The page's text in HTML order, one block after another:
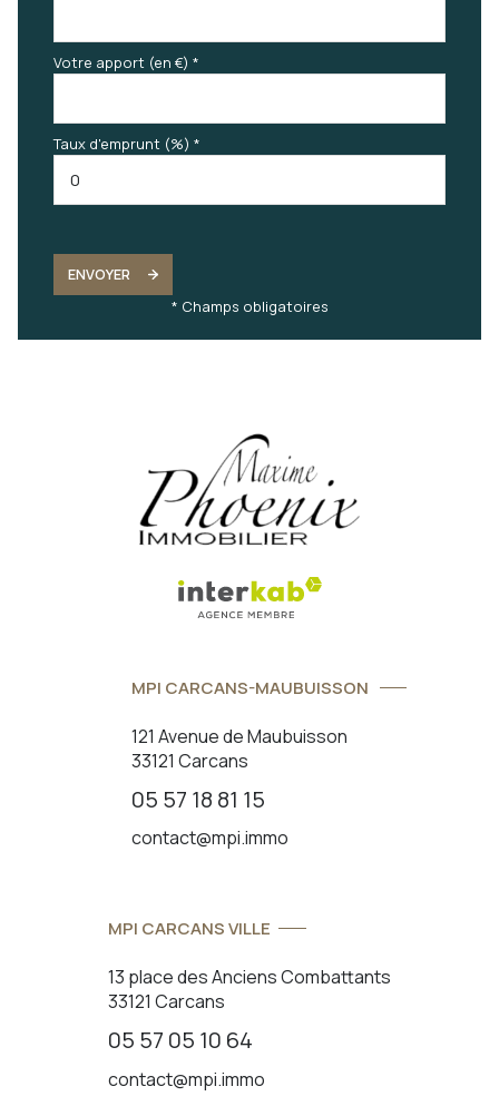
Votre apport (en €) *
Taux d'emprunt (%) *
ENVOYER
* Champs obligatoires
MPI CARCANS-MAUBUISSON
121 Avenue de Maubuisson
33121 Carcans
05 57 18 81 15
contact@mpi.immo
MPI CARCANS VILLE
13 place des Anciens Combattants
33121 Carcans
05 57 05 10 64
contact@mpi.immo